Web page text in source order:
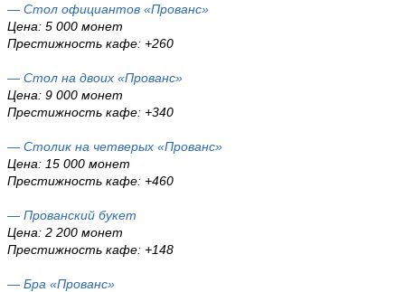
— Стол официантов «Прованс»
Цена: 5 000 монет
Престижность кафе: +260
— Стол на двоих «Прованс»
Цена: 9 000 монет
Престижность кафе: +340
— Столик на четверых «Прованс»
Цена: 15 000 монет
Престижность кафе: +460
— Прованский букет
Цена: 2 200 монет
Престижность кафе: +148
— Бра «Прованс»